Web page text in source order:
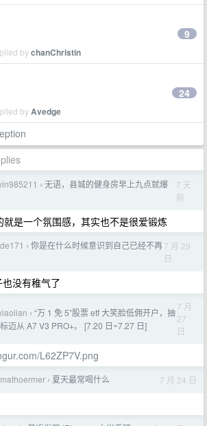
bychanChristin
9
byAvedge
24
› 无语，县城的健身房早上九点就爆
7 天
前
就是一个氛围感，其实也不是很爱锻炼
› 你是在什么时候意识到自己已经不再7 月 29
日
没有稚气了
› “万 1 免 5”股票 etf 大笑脸低佣开户，抽
迈从 A7 V3 PRO+。 [7.20 日~7.27 日]
7 月
27
日
L62ZP7V.png
› 夏天最常喝什么 7 月 24 日